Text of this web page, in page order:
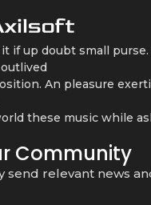
if up doubt small
An pleasure
these music while
Community
send relevant news